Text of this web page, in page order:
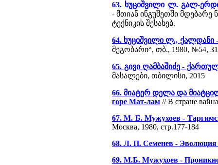
63. ხუციშვილი ლ. გალ-
- მთიან ინგუშეთში
ტექნიკის შესახებ.
64. ხუციშვილი ლ.,
მეგობარი“, თბ., 1980, №54,
65. გივი ღამბაშიძე -
მასალები, თბილისი, 2015
66. მიატერ დელა და
горе Мат-лам // В стране
67. М. Б. Мужухоев -
Москва, 1980, стр.177-184
68. Л. П. Семенев -
69. М.Б. Мужухоев -